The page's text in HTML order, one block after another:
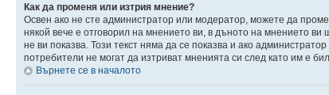
Как да променя или изтрия мнение?
Освен ако не сте администратор или модератор, можете да
някой вече е отговорил на мнението ви, в дъното на мнението ви
не ви показва. Този текст няма да се показва и ако
потребители не могат да изтриват мненията си след като им е
Върнете се в началото